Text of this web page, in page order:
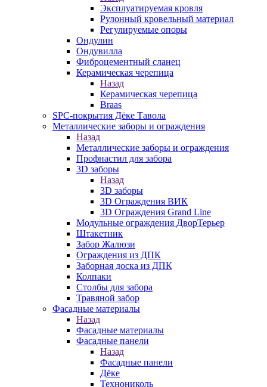
Эксплуатируемая кровля
Рулонный кровельный материал
Регулируемые опоры
Ондулин
Ондувилла
Фиброцементный сланец
Керамическая черепица
Назад
Керамическая черепица
Braas
SPC-покрытия Дёке Тавола
Металлические заборы и ограждения
Назад
Металлические заборы и ограждения
Профнастил для забора
3D заборы
Назад
3D заборы
3D Ограждения ВИК
3D Ограждения Grand Line
Модульные ограждения ДворТерьер
Штакетник
Забор Жалюзи
Ограждения из ДПК
Заборная доска из ДПК
Колпаки
Столбы для забора
Травяной забор
Фасадные материалы
Назад
Фасадные материалы
Фасадные панели
Назад
Фасадные панели
Дёке
Технониколь